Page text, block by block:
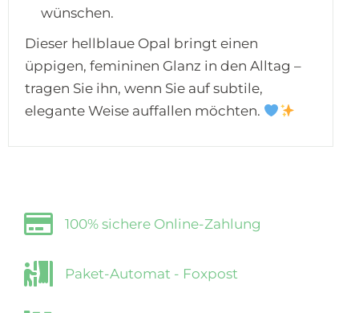
wünschen.
Dieser hellblaue Opal bringt einen
üppigen, femininen Glanz in den Alltag –
tragen Sie ihn, wenn Sie auf subtile,
elegante Weise auffallen möchten.
100% sichere Online-Zahlung
Paket-Automat - Foxpost